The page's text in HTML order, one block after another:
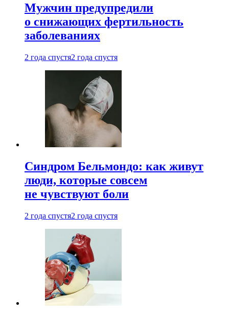
Мужчин предупредили
о снижающих фертильность
заболеваниях
2 года спустя2 года спустя
Синдром Бельмондо: как живут
люди, которые совсем
не чувствуют боли
2 года спустя2 года спустя